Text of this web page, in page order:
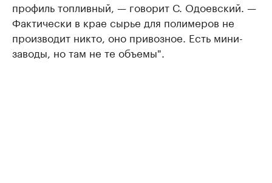
профиль топливный, — говорит С. Одоевский. —
Фактически в крае сырье для полимеров не
производит никто, оно привозное. Есть мини-
заводы, но там не те объемы".